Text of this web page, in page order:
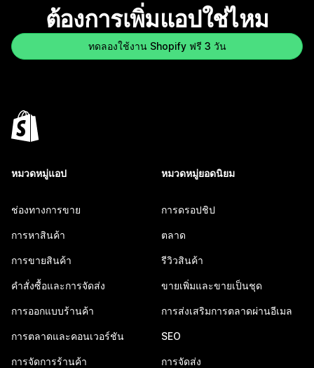
ต้องการเพิ่มแอปใช่ไหม
ทดลองใช้งาน Shopify ฟรี 3 วัน
หมวดหมู่แอป
ช่องทางการขาย
การหาสินค้า
การขายสินค้า
คำสั่งซื้อและการจัดส่ง
การออกแบบร้านค้า
การตลาดและคอนเวอร์ชัน
การจัดการร้านค้า
หมวดหมู่ยอดนิยม
การดรอปชิป
ตลาด
รีวิวสินค้า
ขายเพิ่มและขายเป็นชุด
การส่งเสริมการตลาดผ่านอีเมล
SEO
การจัดส่ง